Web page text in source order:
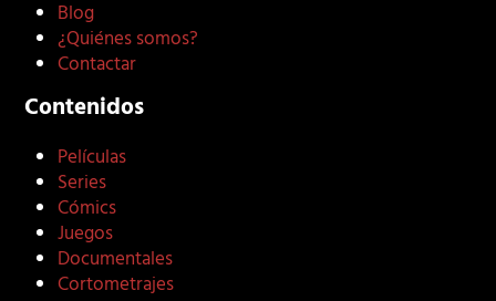
Blog
¿Quiénes somos?
Contactar
Contenidos
Películas
Series
Cómics
Juegos
Documentales
Cortometrajes